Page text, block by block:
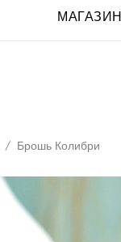
МАГАЗИН
Брошь Колибри